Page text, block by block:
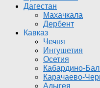
Дагестан
Махачкала
Дербент
Кавказ
Чечня
Ингушетия
Осетия
Кабардино-
Карачаево-
Адыгея